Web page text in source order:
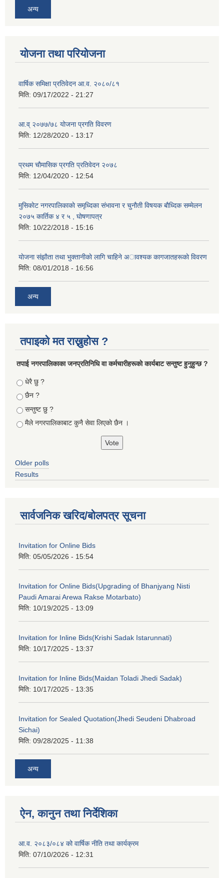
अन्य
योजना तथा परियोजना
वार्षिक समिक्षा प्रतिवेदन आ.व. २०८०/८१
मिति: 09/17/2022 - 21:27
आ.व् २०७७/७८ योजना प्रगति विवरण
मिति: 12/28/2020 - 13:17
प्रथम चाैमासिक प्रगति प्रतिवेदन २०७८
मिति: 12/04/2020 - 12:54
मुसिकाेट नगरपालिकाकाे समृध्दिका संभावना र चुनाैती विषयक बाैध्दिक सम्मेलन
२०७५ कार्तिक ४ र ५ , घाेषणापत्र
मिति: 10/22/2018 - 15:16
याेजना संझाैता तथा भुक्तानीकाे लागि चाहिने अावश्यक कागजातहरूकाे विवरण
मिति: 08/01/2018 - 16:56
अन्य
तपाइको मत राख्नुहोस ?
तपा‌ई नगरपालिकाका जनप्रतिनिधि वा कर्मचारीहरूकाे कार्यबाट सन्तुष्ट हुनुहुन्छ ?
Choices
धेरै छु ?
छैन ?
सन्तुष्ट छु ?
मैले नगरपालिकाबाट कुनै सेवा लिएकाे छैन ।
Older polls
Results
सार्वजनिक खरिद/बोलपत्र सूचना
Invitation for Online Bids
मिति: 05/05/2026 - 15:54
Invitation for Online Bids(Upgrading of Bhanjyang Nisti
Paudi Amarai Arewa Rakse Motarbato)
मिति: 10/19/2025 - 13:09
Invitation for Inline Bids(Krishi Sadak Istarunnati)
मिति: 10/17/2025 - 13:37
Invitation for Inline Bids(Maidan Toladi Jhedi Sadak)
मिति: 10/17/2025 - 13:35
Invitation for Sealed Quotation(Jhedi Seudeni Dhabroad
Sichai)
मिति: 09/28/2025 - 11:38
अन्य
ऐन, कानुन तथा निर्देशिका
आ.व. २०८३/०८४ को वार्षिक नीति तथा कार्यक्रम
मिति: 07/10/2026 - 12:31